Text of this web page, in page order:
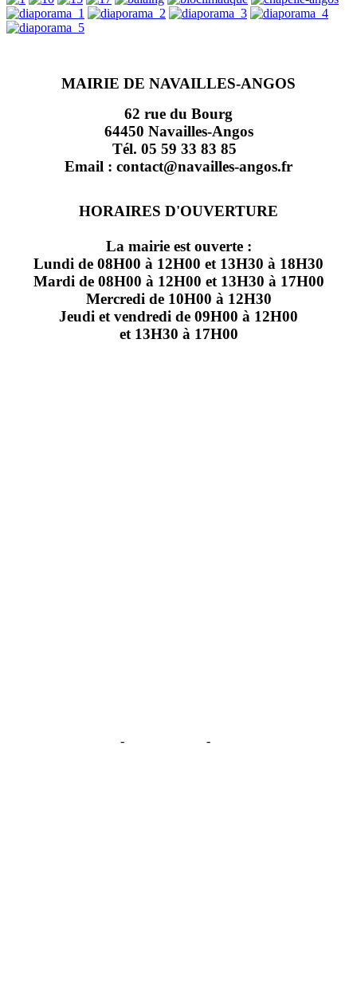
MAIRIE DE NAVAILLES-ANGOS
62 rue du Bourg
64450 Navailles-Angos
Tél. 05 59 33 83 85
Email : contact@navailles-angos.fr
HORAIRES D'OUVERTURE
La mairie est ouverte :
Lundi de 08H00 à 12H00 et 13H30 à 18H30
Mardi de 08H00 à 12H00 et 13H30 à 17H00
Mercredi de 10H00 à 12H30
Jeudi et vendredi de 09H00 à 12H00
et 13H30 à 17H00
- -